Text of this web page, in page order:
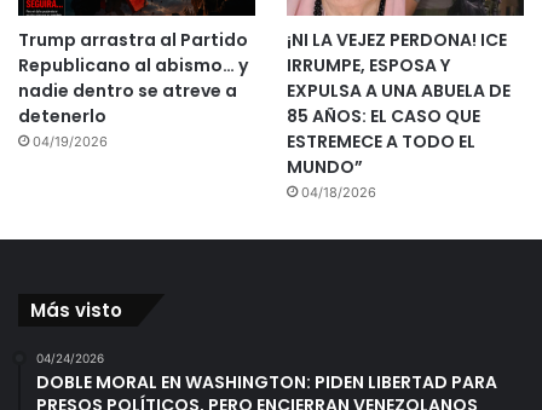
Trump arrastra al Partido
Republicano al abismo… y
nadie dentro se atreve a
detenerlo
04/19/2026
¡NI LA VEJEZ PERDONA! ICE
IRRUMPE, ESPOSA Y
EXPULSA A UNA ABUELA DE
85 AÑOS: EL CASO QUE
ESTREMECE A TODO EL
MUNDO”
04/18/2026
Más visto
04/24/2026
DOBLE MORAL EN WASHINGTON: PIDEN LIBERTAD PARA
PRESOS POLÍTICOS, PERO ENCIERRAN VENEZOLANOS